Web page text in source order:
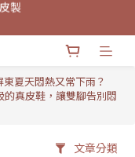
製
元購物金
製
東夏天悶熱又常下雨？
真皮鞋，讓雙腳告別悶
文章分類